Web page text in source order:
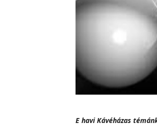
E havi Kávéházas